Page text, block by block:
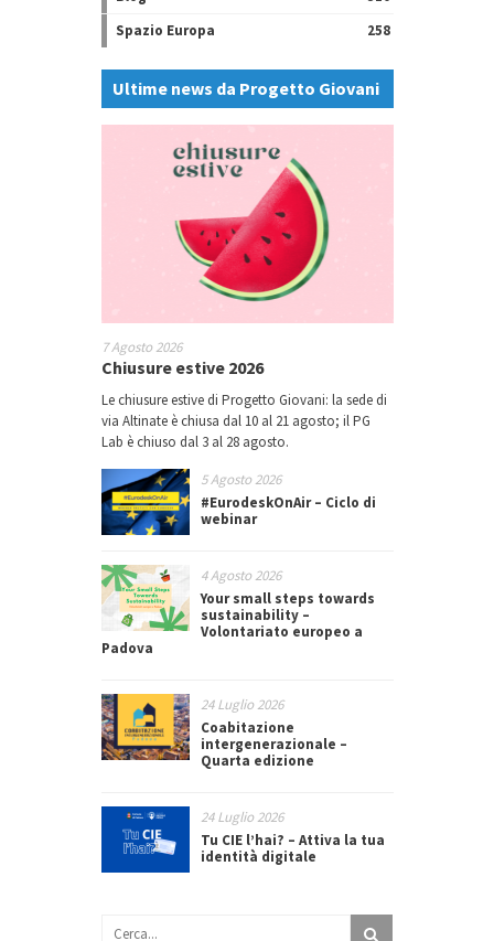
Spazio Europa
258
Ultime news da Progetto Giovani
7 Agosto 2026
Chiusure estive 2026
Le chiusure estive di Progetto Giovani: la sede di
via Altinate è chiusa dal 10 al 21 agosto; il PG
Lab è chiuso dal 3 al 28 agosto.
5 Agosto 2026
#EurodeskOnAir – Ciclo di
webinar
4 Agosto 2026
Your small steps towards
sustainability –
Volontariato europeo a
Padova
24 Luglio 2026
Coabitazione
intergenerazionale –
Quarta edizione
24 Luglio 2026
Tu CIE l’hai? – Attiva la tua
identità digitale